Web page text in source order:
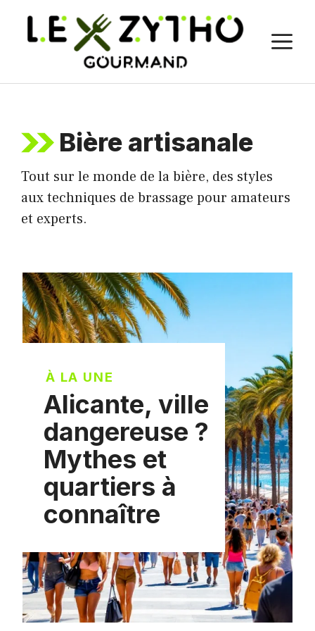
Bière artisanale
Tout sur le monde de la bière, des styles
aux techniques de brassage pour amateurs
et experts.
À LA UNE
Alicante, ville
dangereuse ?
Mythes et
quartiers à
connaître